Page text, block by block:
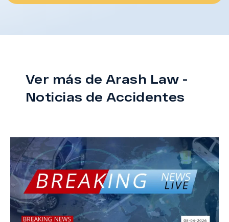
Ver más de Arash Law -
Noticias de Accidentes